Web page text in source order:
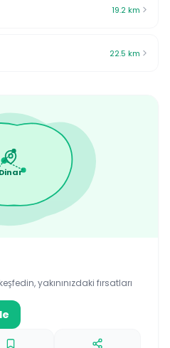
19.2km
22.5 km
yakınınızdaki fırsatları